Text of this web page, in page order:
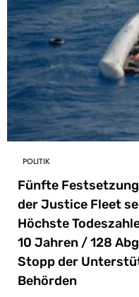
POLITIK
Fünfte
der Justice Fleet
Höchste
10 Jahren / 128
Stopp der
Behörden